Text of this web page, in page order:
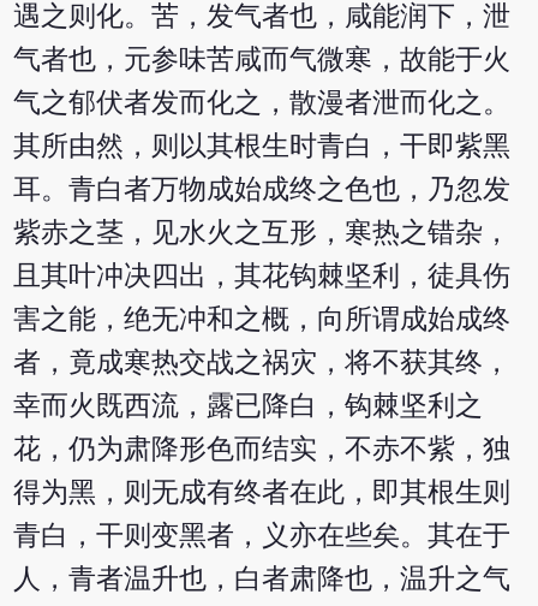
遇之则化。苦，发气者也，咸能润下，泄
气者也，元参味苦咸而气微寒，故能于火
气之郁伏者发而化之，散漫者泄而化之。
其所由然，则以其根生时青白，干即紫黑
耳。青白者万物成始成终之色也，乃忽发
紫赤之茎，见水火之互形，寒热之错杂，
且其叶冲决四出，其花钩棘坚利，徒具伤
害之能，绝无冲和之概，向所谓成始成终
者，竟成寒热交战之祸灾，将不获其终，
幸而火既西流，露已降白，钩棘坚利之
花，仍为肃降形色而结实，不赤不紫，独
得为黑，则无成有终者在此，即其根生则
青白，干则变黑者，义亦在些矣。其在于
人，青者温升也，白者肃降也，温升之气